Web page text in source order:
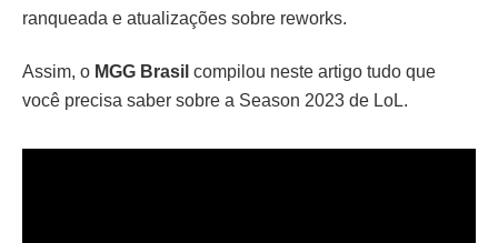
ranqueada e atualizações sobre reworks.
Assim, o MGG Brasil compilou neste artigo tudo que
você precisa saber sobre a Season 2023 de LoL.